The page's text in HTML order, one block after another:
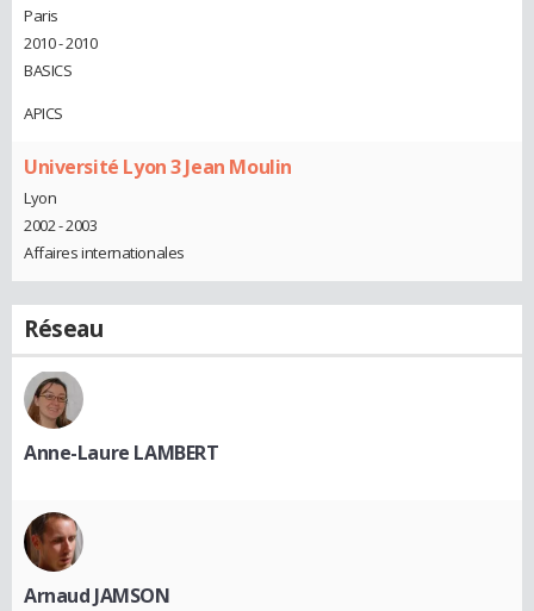
Paris
2010 - 2010
BASICS
APICS
Université Lyon 3 Jean Moulin
Lyon
2002 - 2003
Affaires internationales
Réseau
Anne-Laure LAMBERT
Arnaud JAMSON